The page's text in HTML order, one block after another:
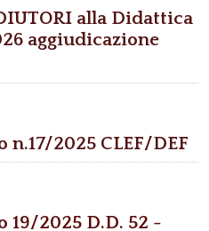
alla Didattica
aggiudicazione
n.17/2025 CLEF/DEF
19/2025 D.D. 52 -